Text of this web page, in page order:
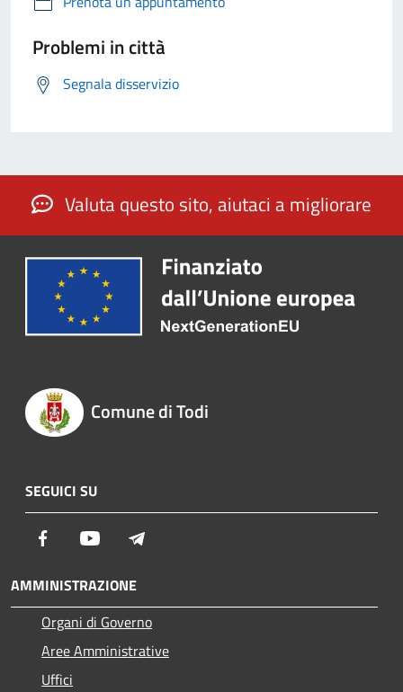
Problemi in città
Segnala disservizio
Valuta questo sito, aiutaci a migliorare
Comune di Todi
SEGUICI SU
Facebook Youtube
AMMINISTRAZIONE
Organi di Governo
Aree Amministrative
Uffici